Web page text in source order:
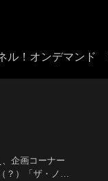
ル！オンデマンド
企画コーナー
？）「ザ・ノン